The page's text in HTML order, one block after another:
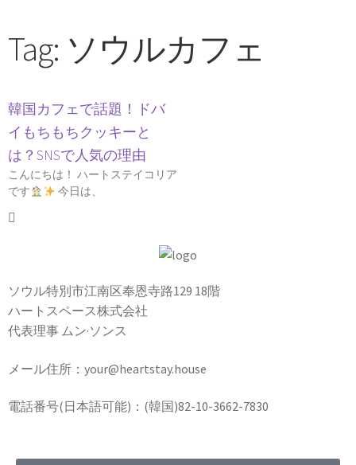
Tag: ソウルカフェ
韓国カフェで話題！ドバ
イもちもちクッキーと
は？SNSで人気の理由
こんにちは！ ハートステイコリア
です
今日は、
ソウル特別市江南区奉恩寺路129 18階
ハートスペース株式会社
代表理事 ムン·ソンス
メール住所：your@heartstay.house
電話番号(日本語可能)：(韓国)82-10-3662-7830